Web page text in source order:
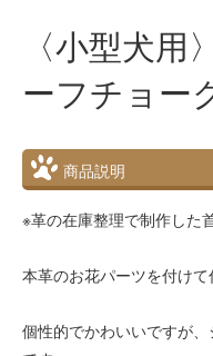
〈小型犬
ーフチョー
商品説明
※革の在庫整理で制作した
本革のお花パーツを付けて
個性的でかわいいですが